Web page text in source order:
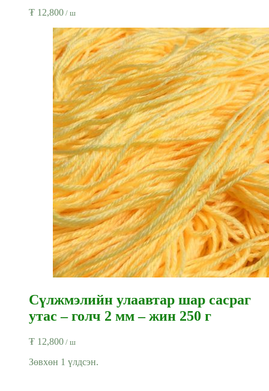
₮ 12,800 / ш
Сүлжмэлийн улаавтар шар сасраг
утас – голч 2 мм – жин 250 г
₮ 12,800 / ш
Зөвхөн 1 үлдсэн.